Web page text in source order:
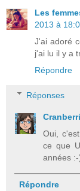
Les
2013 à
J'ai adoré
j'ai lu il y a
Répondre
Réponses
Oui,
ce que
années :-
Répondre